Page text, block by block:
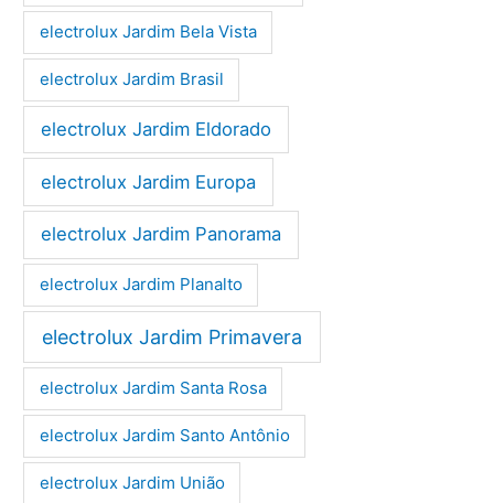
electrolux Jardim Bela Vista
electrolux Jardim Brasil
electrolux Jardim Eldorado
electrolux Jardim Europa
electrolux Jardim Panorama
electrolux Jardim Planalto
electrolux Jardim Primavera
electrolux Jardim Santa Rosa
electrolux Jardim Santo Antônio
electrolux Jardim União